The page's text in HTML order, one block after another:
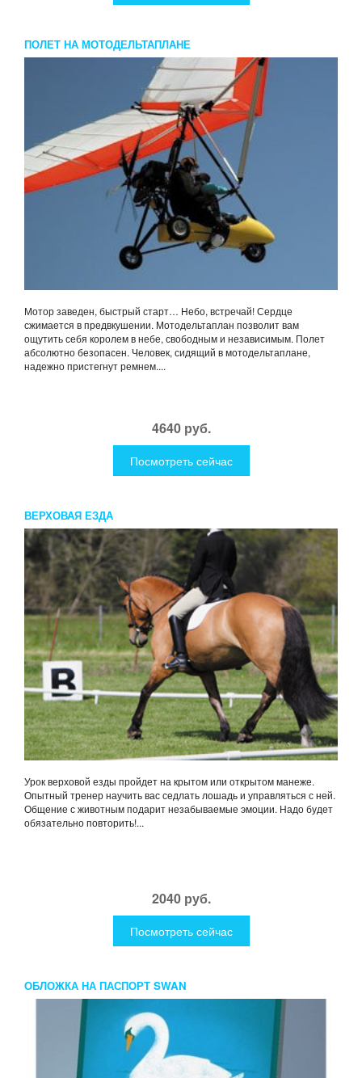
ПОЛЕТ НА МОТОДЕЛЬТАПЛАНЕ
Мотор заведен, быстрый старт… Небо, встречай! Сердце
сжимается в предвкушении. Мотодельтаплан позволит вам
ощутить себя королем в небе, свободным и независимым. Полет
абсолютно безопасен. Человек, сидящий в мотодельтаплане,
надежно пристегнут ремнем....
4640 руб.
Посмотреть сейчас
ВЕРХОВАЯ ЕЗДА
Урок верховой езды пройдет на крытом или открытом манеже.
Опытный тренер научить вас седлать лошадь и управляться с ней.
Общение с животным подарит незабываемые эмоции. Надо будет
обязательно повторить!...
2040 руб.
Посмотреть сейчас
ОБЛОЖКА НА ПАСПОРТ SWAN